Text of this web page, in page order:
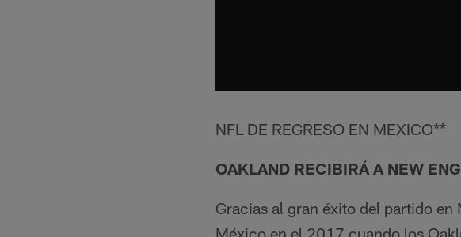
NFL DE REGRESO EN MEXICO**
OAKLAND RECIBIRÁ A NEW
Gracias al gran éxito del partido
México en el 2017 cuando los